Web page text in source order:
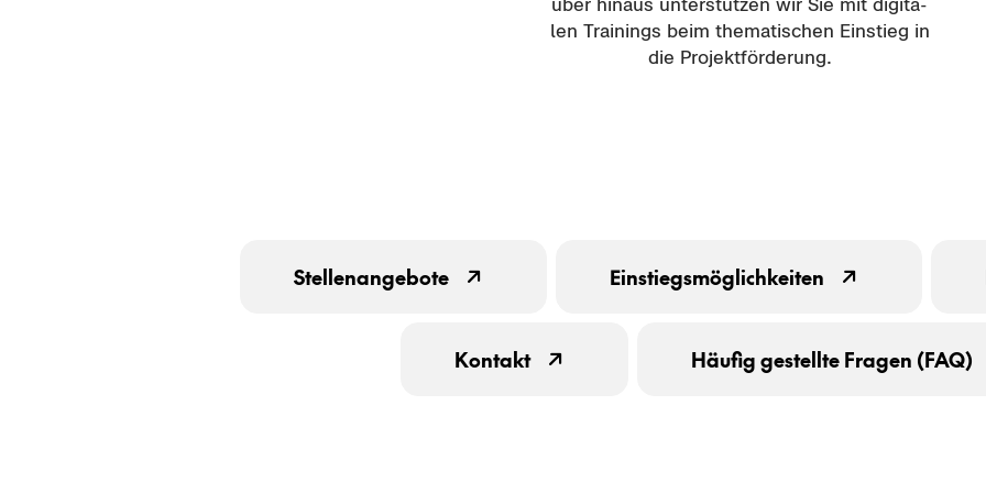
len Trai­nings beim the­ma­ti­schen Ein­stieg in
die Pro­jekt­för­de­rung.
Stel­len­an­ge­bo­te Ein­stiegs­mög­lich­kei­ten
Kon­takt Häu­fig ge­stell­te Fra­gen (FAQ)